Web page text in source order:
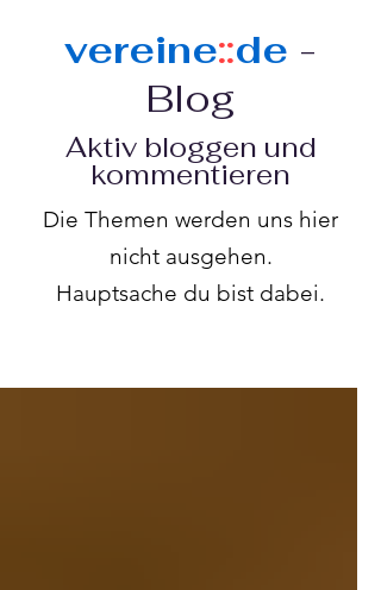
vereine::de -
Blog
Aktiv bloggen und
kommentieren
Die Themen werden uns hier
nicht ausgehen.
Hauptsache du bist dabei.